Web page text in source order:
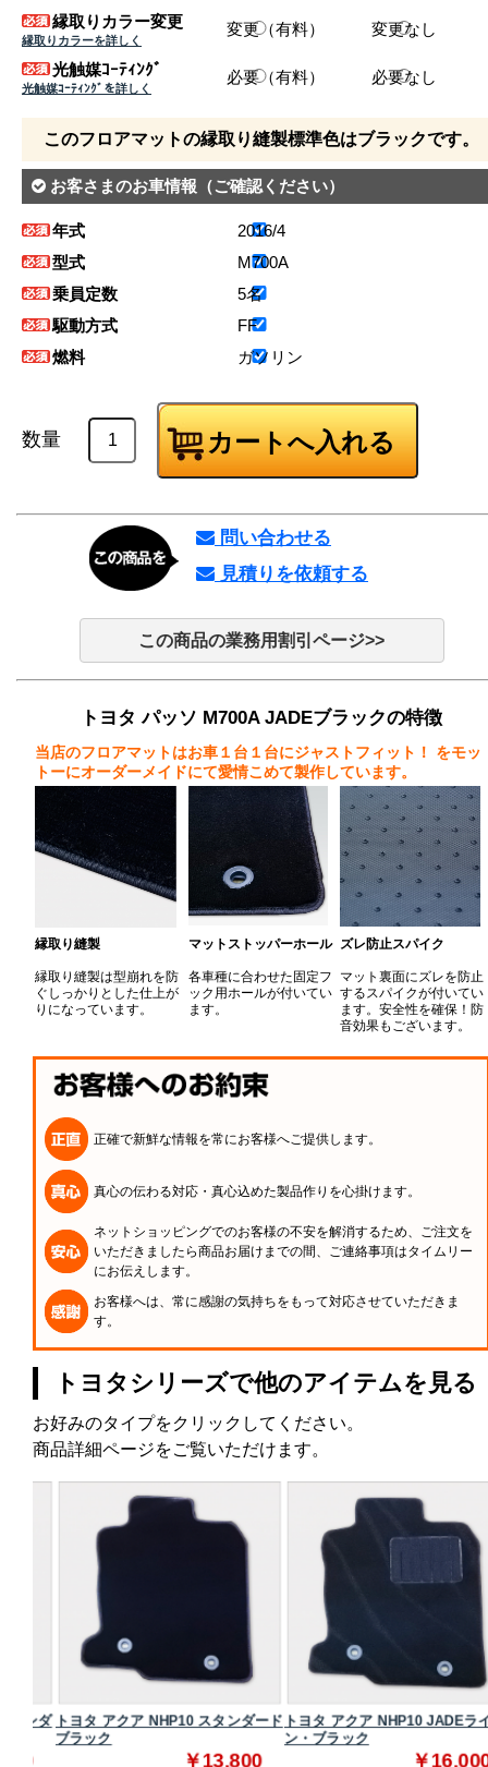
縁取りカラー変更
縁取りカラーを詳しく
変更（有料） 変更なし
光触媒ｺｰﾃｨﾝｸﾞ
光触媒ｺｰﾃｨﾝｸﾞを詳しく
必要（有料） 必要なし
このフロアマットの縁取り縫製標準色はブラックです。
お客さまのお車情報 （ご確認ください）
年式
2016/4
型式
M700A
乗員定数
5名
駆動方式
FF
燃料
ガソリン
数量
問い合わせる
見積りを依頼する
この商品の業務用割引ページ>>
トヨタ パッソ M700A JADEブラックの特徴
当店のフロアマットはお車１台１台にジャストフィット！
をモッ
トーにオーダーメイドにて愛情こめて製作しています。
縁取り縫製
縁取り縫製は型崩れを防
ぐしっかりとした仕上が
りになっています。
マットストッパーホール
各車種に合わせた固定フ
ック用ホールが付いてい
ます。
ズレ防止スパイク
マット裏面にズレを防止
するスパイクが付いてい
ます。安全性を確保！防
音効果もございます。
正確で新鮮な情報を常にお客様へご提供します。
真心の伝わる対応・真心込めた製品作りを心掛けます。
ネットショッピングでのお客様の不安を解消するため、ご注文を
いただきましたら商品お届けまでの間、ご連絡事項はタイムリー
にお伝えします。
お客様へは、常に感謝の気持ちをもって対応させていただきま
す。
トヨタシリーズで他のアイテムを見る
お好みのタイプをクリックしてください。
商品詳細ページをご覧いただけます。
トヨタ アクア NHP10 スタンダード
ブラック
￥13,800
トヨタ アクア NHP10 JADEライ
ン・ブラック
￥16,000